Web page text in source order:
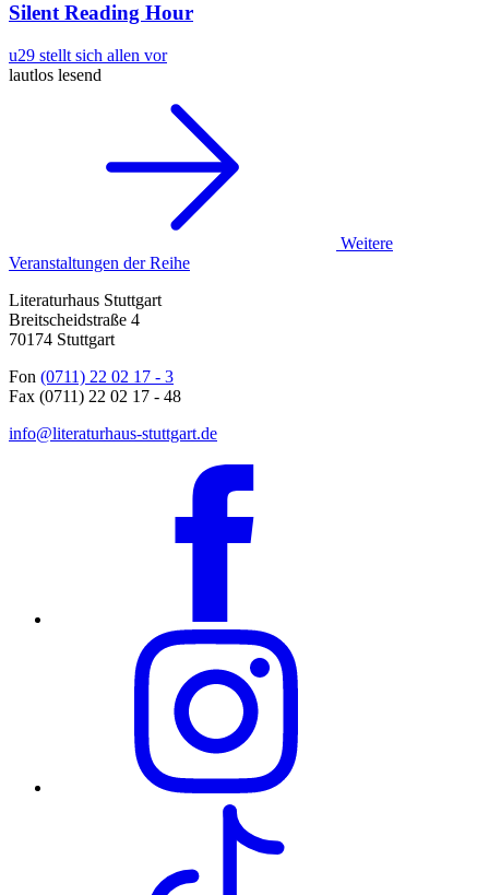
Silent Reading Hour
u29 stellt sich allen vor
lautlos lesend
Weitere
Veranstaltungen der Reihe
Literaturhaus Stuttgart
Breitscheidstraße 4
70174 Stuttgart
Fon (0711) 22 02 17 - 3
Fax (0711) 22 02 17 - 48
info@literaturhaus-stuttgart.de